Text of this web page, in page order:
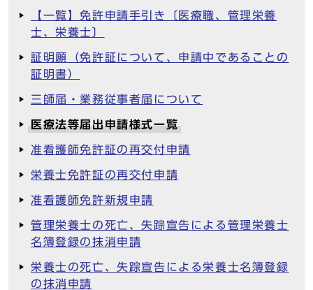
【一覧】免許申請手引き〔医療職、管理栄養
士、栄養士〕
証明願（免許証について、申請中であることの
証明書）
三師届・業務従事者届について
医療法等届出申請様式一覧
准看護師免許証の再交付申請
栄養士免許証の再交付申請
准看護師免許新規申請
管理栄養士の死亡、失踪宣告による管理栄養士
名簿登録の抹消申請
栄養士の死亡、失踪宣告による栄養士名簿登録
の抹消申請